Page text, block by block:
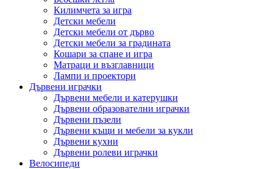
Килимчета за игра
Детски мебели
Детски мебели от дърво
Детски мебели за градината
Кошари за спане и игра
Матраци и възглавници
Лампи и проектори
Дървени играчки
Дървени мебели и катерушки
Дървени образователни играчки
Дървени пъзели
Дървени къщи и мебели за кукли
Дървени кухни
Дървени ролеви играчки
Велосипеди